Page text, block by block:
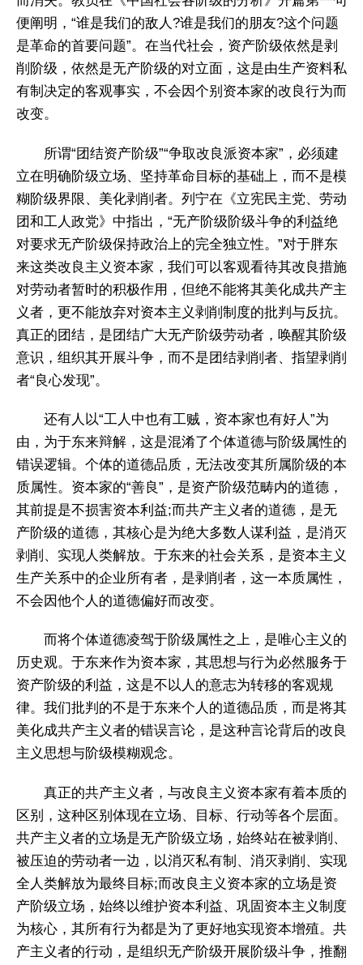
便阐明，“谁是我们的敌人?谁是我们的朋友?这个问题
是革命的首要问题”。在当代社会，资产阶级依然是剥
削阶级，依然是无产阶级的对立面，这是由生产资料私
有制决定的客观事实，不会因个别资本家的改良行为而
改变。
所谓“团结资产阶级”“争取改良派资本家”，必须建
立在明确阶级立场、坚持革命目标的基础上，而不是模
糊阶级界限、美化剥削者。列宁在《立宪民主党、劳动
团和工人政党》中指出，“无产阶级阶级斗争的利益绝
对要求无产阶级保持政治上的完全独立性。”对于胖东
来这类改良主义资本家，我们可以客观看待其改良措施
对劳动者暂时的积极作用，但绝不能将其美化成共产主
义者，更不能放弃对资本主义剥削制度的批判与反抗。
真正的团结，是团结广大无产阶级劳动者，唤醒其阶级
意识，组织其开展斗争，而不是团结剥削者、指望剥削
者“良心发现”。
还有人以“工人中也有工贼，资本家也有好人”为
由，为于东来辩解，这是混淆了个体道德与阶级属性的
错误逻辑。个体的道德品质，无法改变其所属阶级的本
质属性。资本家的“善良”，是资产阶级范畴内的道德，
其前提是不损害资本利益;而共产主义者的道德，是无
产阶级的道德，其核心是为绝大多数人谋利益，是消灭
剥削、实现人类解放。于东来的社会关系，是资本主义
生产关系中的企业所有者，是剥削者，这一本质属性，
不会因他个人的道德偏好而改变。
而将个体道德凌驾于阶级属性之上，是唯心主义的
历史观。于东来作为资本家，其思想与行为必然服务于
资产阶级的利益，这是不以人的意志为转移的客观规
律。我们批判的不是于东来个人的道德品质，而是将其
美化成共产主义者的错误言论，是这种言论背后的改良
主义思想与阶级模糊观念。
真正的共产主义者，与改良主义资本家有着本质的
区别，这种区别体现在立场、目标、行动等各个层面。
共产主义者的立场是无产阶级立场，始终站在被剥削、
被压迫的劳动者一边，以消灭私有制、消灭剥削、实现
全人类解放为最终目标;而改良主义资本家的立场是资
产阶级立场，始终以维护资本利益、巩固资本主义制度
为核心，其所有行为都是为了更好地实现资本增殖。共
产主义者的行动，是组织无产阶级开展阶级斗争，推翻